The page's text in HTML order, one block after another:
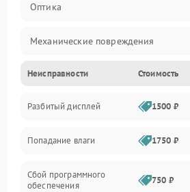
Оптика
Механические повреждения
Видео
Механика
Управление
Электропитание
Неисправности Стоимость
Разбитый дисплей 1500 ₽
Попадание влаги 1750 ₽
Сбой программного
обеспечения
750 ₽